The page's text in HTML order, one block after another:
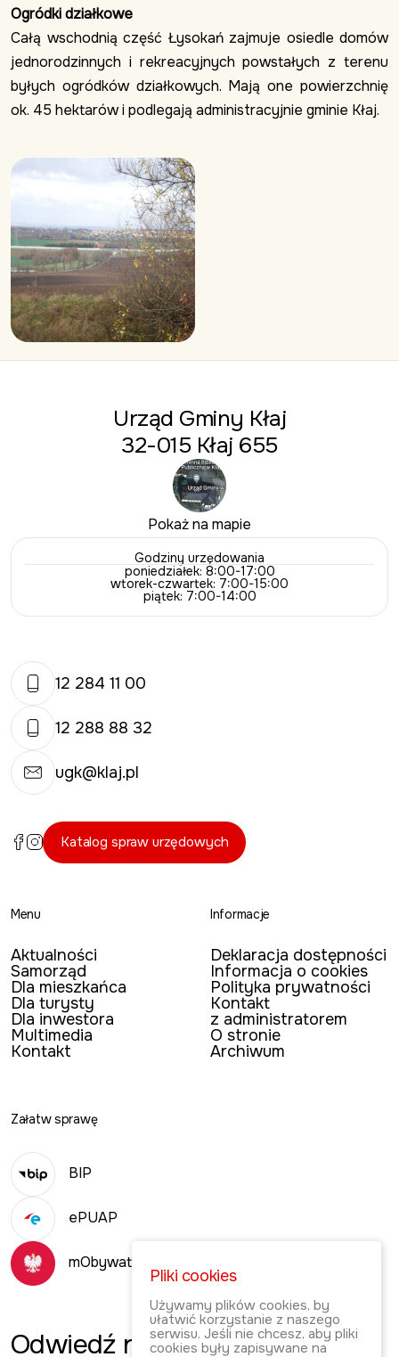
Ogródki działkowe
Całą wschodnią część Łysokań zajmuje osiedle domów
jednorodzinnych i rekreacyjnych powstałych z terenu
byłych ogródków działkowych. Mają one powierzchnię
ok. 45 hektarów i podlegają administracyjnie gminie Kłaj.
Urząd Gminy Kłaj
32-015 Kłaj 655
Pokaż na mapie
Godziny urzędowania
poniedziałek: 8:00-17:00
wtorek-czwartek: 7:00-15:00
piątek: 7:00-14:00
12 284 11 00
12 288 88 32
ugk@klaj.pl
Katalog spraw urzędowych
Menu
Aktualności
Samorząd
Dla mieszkańca
Dla turysty
Dla inwestora
Multimedia
Kontakt
Informacje
Deklaracja dostępności
Informacja o cookies
Polityka prywatności
Kontakt
z administratorem
O stronie
Archiwum
Załatw sprawę
BIP
ePUAP
mObywatel
Odwiedź naszą
Pliki cookies
Używamy plików cookies, by
ułatwić korzystanie z naszego
serwisu. Jeśli nie chcesz, aby pliki
cookies były zapisywane na